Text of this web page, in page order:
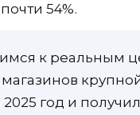
54%.
к реальным
год и